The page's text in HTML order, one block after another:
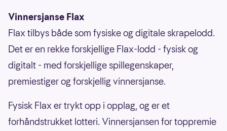
Vinnersjanse Flax
Flax tilbys både som fysiske og digitale skrapelodd.
Det er en rekke forskjellige Flax-lodd - fysisk og
digitalt - med forskjellige spillegenskaper,
premiestiger og forskjellig vinnersjanse.
Fysisk Flax er trykt opp i opplag, og er et
forhåndstrukket lotteri. Vinnersjansen for toppremie